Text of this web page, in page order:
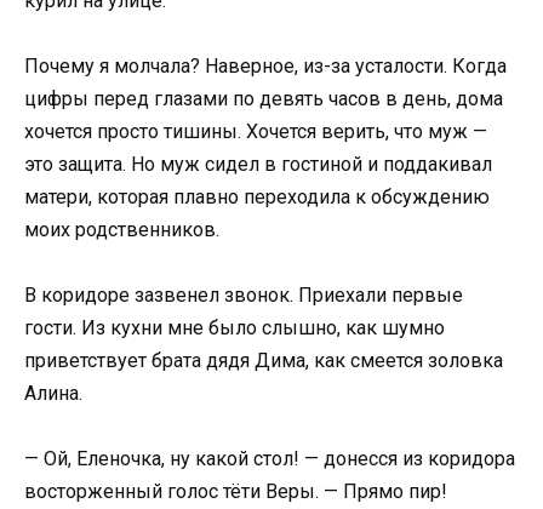
Почему я молчала? Наверное, из-за усталости. Когда
цифры перед глазами по девять часов в день, дома
хочется просто тишины. Хочется верить, что муж —
это защита. Но муж сидел в гостиной и поддакивал
матери, которая плавно переходила к обсуждению
моих родственников.
В коридоре зазвенел звонок. Приехали первые
гости. Из кухни мне было слышно, как шумно
приветствует брата дядя Дима, как смеется золовка
Алина.
— Ой, Еленочка, ну какой стол! — донесся из коридора
восторженный голос тёти Веры. — Прямо пир!